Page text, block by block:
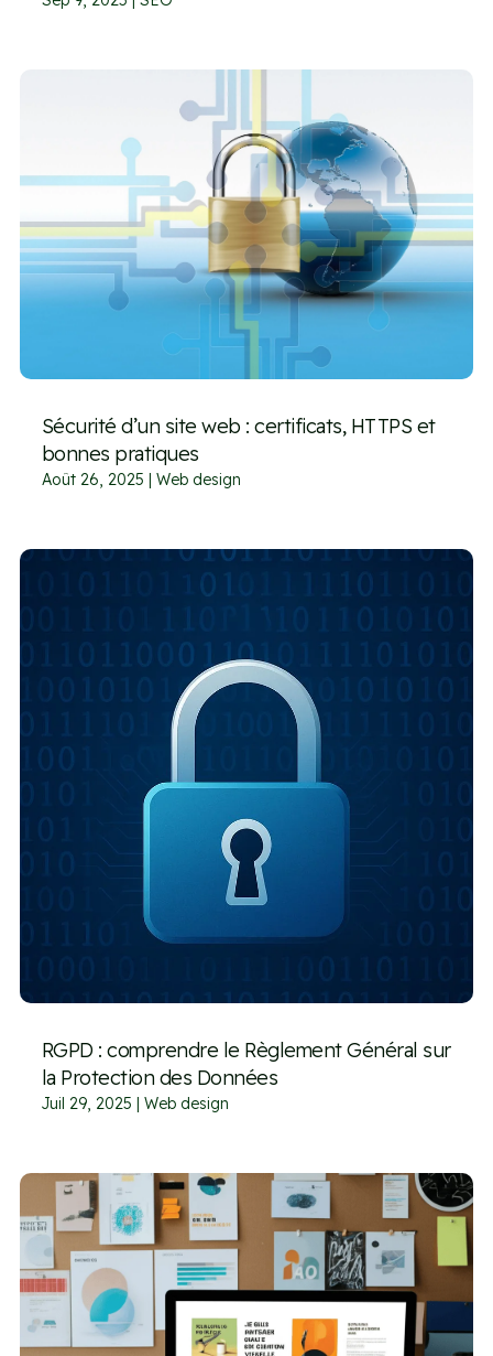
Sécurité d’un site web : certificats, HTTPS et
bonnes pratiques
Août 26, 2025 | Web design
RGPD : comprendre le Règlement Général sur
la Protection des Données
Juil 29, 2025 | Web design